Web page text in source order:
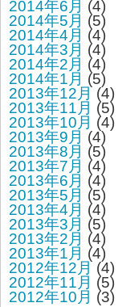
2014年6月 (4)
2014年5月 (5)
2014年4月 (4)
2014年3月 (4)
2014年2月 (4)
2014年1月 (5)
2013年12月 (4)
2013年11月 (5)
2013年10月 (4)
2013年9月 (4)
2013年8月 (5)
2013年7月 (4)
2013年6月 (4)
2013年5月 (5)
2013年4月 (4)
2013年3月 (5)
2013年2月 (4)
2013年1月 (4)
2012年12月 (4)
2012年11月 (5)
2012年10月 (3)